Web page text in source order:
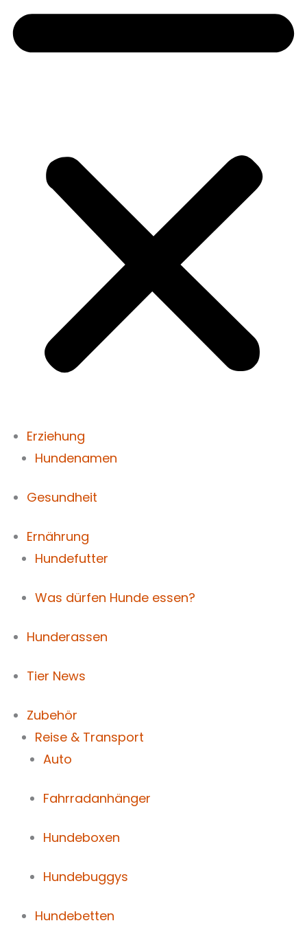
Erziehung
Hundenamen
Gesundheit
Ernährung
Hundefutter
Was dürfen Hunde essen?
Hunderassen
Tier News
Zubehör
Reise & Transport
Auto
Fahrradanhänger
Hundeboxen
Hundebuggys
Hundebetten